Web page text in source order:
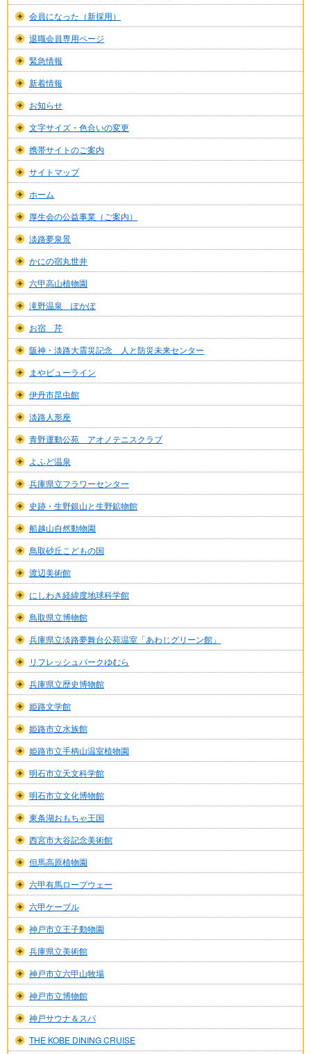
会員になった（新採用）
退職会員専用ページ
緊急情報
新着情報
お知らせ
文字サイズ・色合いの変更
携帯サイトのご案内
サイトマップ
ホーム
厚生会の公益事業（ご案内）
淡路夢泉景
かにの宿丸世井
六甲高山植物園
滝野温泉 ぽかぽ
お宿 芹
阪神・淡路大震災記念 人と防災未来センター
まやビューライン
伊丹市昆虫館
淡路人形座
青野運動公苑 アオノテニスクラブ
よふど温泉
兵庫県立フラワーセンター
史跡・生野銀山と生野鉱物館
船越山自然動物園
鳥取砂丘こどもの国
渡辺美術館
にしわき経緯度地球科学館
鳥取県立博物館
兵庫県立淡路夢舞台公苑温室「あわじグリーン館」
リフレッシュパークゆむら
兵庫県立歴史博物館
姫路文学館
姫路市立水族館
姫路市立手柄山温室植物園
明石市立天文科学館
明石市立文化博物館
東条湖おもちゃ王国
西宮市大谷記念美術館
但馬高原植物園
六甲有馬ロープウェー
六甲ケーブル
神戸市立王子動物園
兵庫県立美術館
神戸市立六甲山牧場
神戸市立博物館
神戸サウナ＆スパ
THE KOBE DINING CRUISE